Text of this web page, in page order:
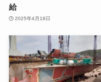
給
2025年4月18日